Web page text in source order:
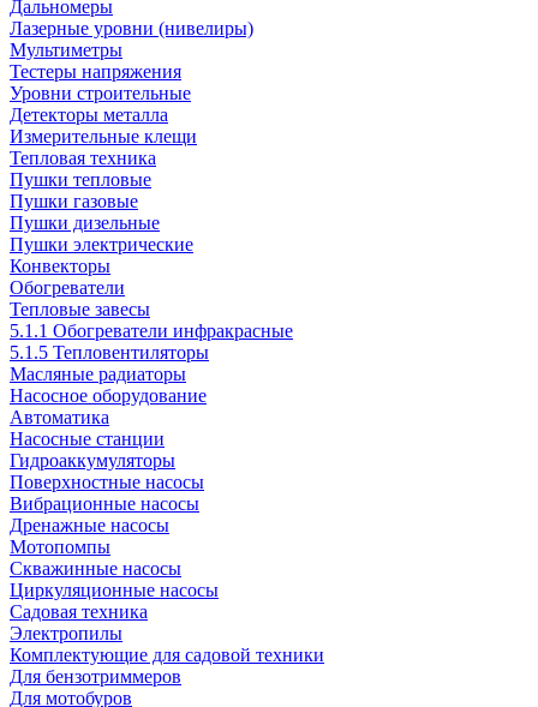
Дальномеры
Лазерные уровни (нивелиры)
Мультиметры
Тестеры напряжения
Уровни строительные
Детекторы металла
Измерительные клещи
Тепловая техника
Пушки тепловые
Пушки газовые
Пушки дизельные
Пушки электрические
Конвекторы
Обогреватели
Тепловые завесы
5.1.1 Обогреватели инфракрасные
5.1.5 Тепловентиляторы
Масляные радиаторы
Насосное оборудование
Автоматика
Насосные станции
Гидроаккумуляторы
Поверхностные насосы
Вибрационные насосы
Дренажные насосы
Мотопомпы
Скважинные насосы
Циркуляционные насосы
Садовая техника
Электропилы
Комплектующие для садовой техники
Для бензотриммеров
Для мотобуров